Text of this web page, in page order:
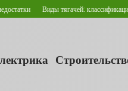
тягачей: классификация и сферы